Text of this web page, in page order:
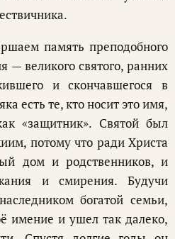
память преподобного
— великого святого, ранних
и скончавшегося в
есть те, кто носит это имя,
«защитник». Святой был
потому что ради Христа
дом и родственников, и
и смирения. Будучи
богатой семьи,
имение и ушел так далеко,